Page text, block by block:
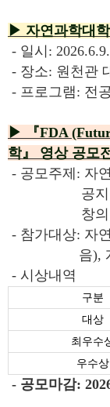
▶ 자연과학대학
- 일시:
- 장소: 원천관
- 프로그램: 전
▶ 『FDA
학』 영상 공모
- 공모주제: 자
공
창
- 참가대상: 자
음),
- 시상내역
구분
대상
최우수
우수상
- 공모마감: